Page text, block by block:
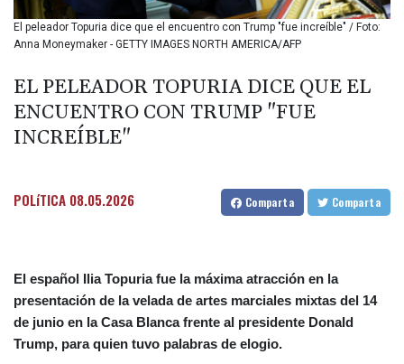
109.648538
BWP
15.553455
BYR
22645.802735
2614.086957
CHF 0.934654
CNY 7.796165
CNH 7.792791
COP
3648.389022
El peleador Topuria dice que el encuentro con Trump "fue increíble" / Foto:
Anna Moneymaker - GETTY IMAGES NORTH AMERICA/AFP
EL PELEADOR TOPURIA DICE QUE EL
ENCUENTRO CON TRUMP "FUE
INCREÍBLE"
POLíTICA 08.05.2026 Comparta Comparta
El español Ilia Topuria fue la máxima atracción en la
presentación de la velada de artes marciales mixtas del 14
de junio en la Casa Blanca frente al presidente Donald
Trump, para quien tuvo palabras de elogio.